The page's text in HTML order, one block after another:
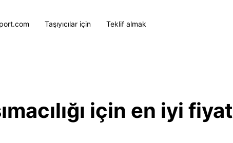
Taşıyıcılar için Teklif almak
için en iyi fiyat